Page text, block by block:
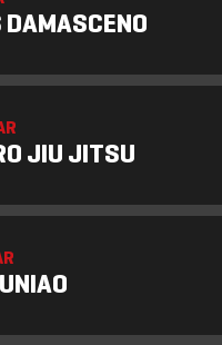
DAMASCENO
JIU JITSU